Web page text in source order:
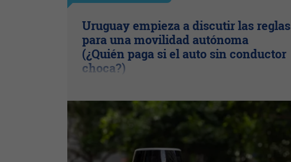
Uruguay empieza a discutir las reglas
para una movilidad autónoma
(¿Quién paga si el auto sin conductor
choca?)